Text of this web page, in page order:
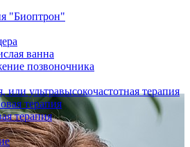
"Биоптрон"
ванна
позвоночника
или ультравысокочастотная терапия
терапия
терапия